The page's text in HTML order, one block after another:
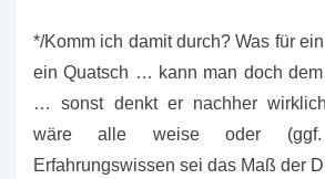
*/Komm ich damit durch? Was für
ein Quatsch … kann man doch
… sonst denkt er nachher
wäre alle weise oder (ggf.
Erfahrungswissen sei das Maß der